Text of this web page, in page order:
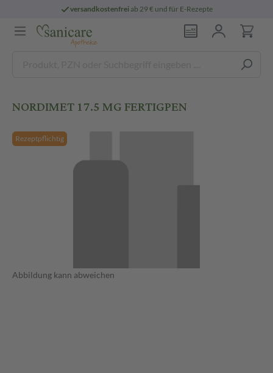
versandkostenfreiab 29 € und für E-Rezepte
NORDIMET 17.5 MG FERTIGPEN
Rezeptpflichtig
Abbildung kann abweichen